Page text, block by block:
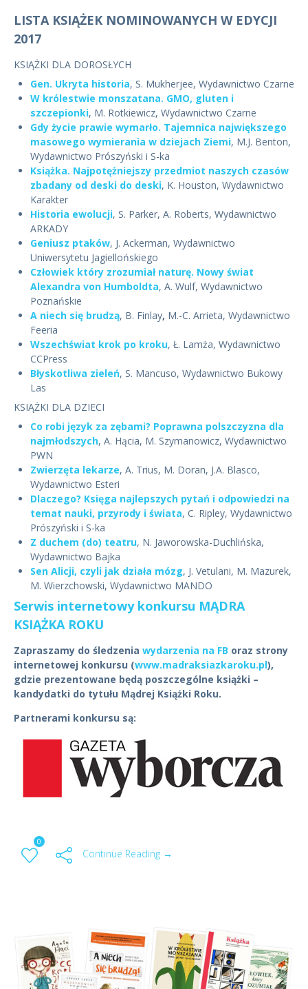
LISTA KSIĄŻEK NOMINOWANYCH W EDYCJI
2017
KSIĄŻKI DLA DOROSŁYCH
Gen. Ukryta historia, S. Mukherjee, Wydawnictwo Czarne
W królestwie monszatana. GMO, gluten i
szczepionki, M. Rotkiewicz, Wydawnictwo Czarne
Gdy życie prawie wymarło. Tajemnica największego
masowego wymierania w dziejach Ziemi, M.J. Benton,
Wydawnictwo Prószyński i S-ka
Książka. Najpotężniejszy przedmiot naszych czasów
zbadany od deski do deski, K. Houston, Wydawnictwo
Karakter
Historia ewolucji, S. Parker, A. Roberts, Wydawnictwo
ARKADY
Geniusz ptaków, J. Ackerman, Wydawnictwo
Uniwersytetu Jagiellońskiego
Człowiek który zrozumiał naturę. Nowy świat
Alexandra von Humboldta, A. Wulf, Wydawnictwo
Poznańskie
A niech się brudzą, B. Finlay, M.-C. Arrieta, Wydawnictwo
Feeria
Wszechświat krok po kroku, Ł. Lamża, Wydawnictwo
CCPress
Błyskotliwa zieleń, S. Mancuso, Wydawnictwo Bukowy
Las
KSIĄŻKI DLA DZIECI
Co robi język za zębami? Poprawna polszczyzna dla
najmłodszych, A. Hącia, M. Szymanowicz, Wydawnictwo
PWN
Zwierzęta lekarze, A. Trius, M. Doran, J.A. Blasco,
Wydawnictwo Esteri
Dlaczego? Księga najlepszych pytań i odpowiedzi na
temat nauki, przyrody i świata, C. Ripley, Wydawnictwo
Prószyński i S-ka
Z duchem (do) teatru, N. Jaworowska-Duchlińska,
Wydawnictwo Bajka
Sen Alicji, czyli jak działa mózg, J. Vetulani, M. Mazurek,
M. Wierzchowski, Wydawnictwo MANDO
Serwis internetowy konkursu MĄDRA
KSIĄŻKA ROKU
Zapraszamy do śledzenia wydarzenia na FB oraz strony
internetowej konkursu (www.madraksiazkaroku.pl),
gdzie prezentowane będą poszczególne książki –
kandydatki do tytułu Mądrej Książki Roku.
Partnerami konkursu są:
0
Continue Reading →